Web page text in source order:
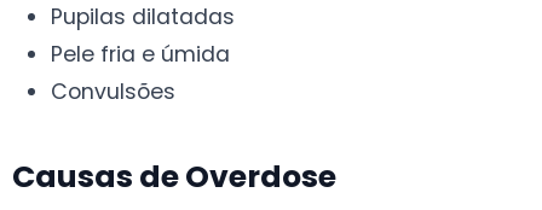
Pupilas dilatadas
Pele fria e úmida
Convulsões
Causas de Overdose